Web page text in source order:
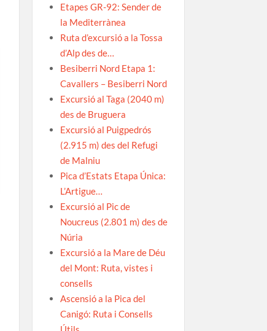
Etapes GR-92: Sender de
la Mediterrànea
Ruta d’excursió a la Tossa
d’Alp des de…
Besiberri Nord Etapa 1:
Cavallers – Besiberri Nord
Excursió al Taga (2040 m)
des de Bruguera
Excursió al Puigpedrós
(2.915 m) des del Refugi
de Malniu
Pica d’Estats Etapa Única:
L’Artigue…
Excursió al Pic de
Noucreus (2.801 m) des de
Núria
Excursió a la Mare de Déu
del Mont: Ruta, vistes i
consells
Ascensió a la Pica del
Canigó: Ruta i Consells